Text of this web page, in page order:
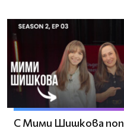
С Мими Шишкова